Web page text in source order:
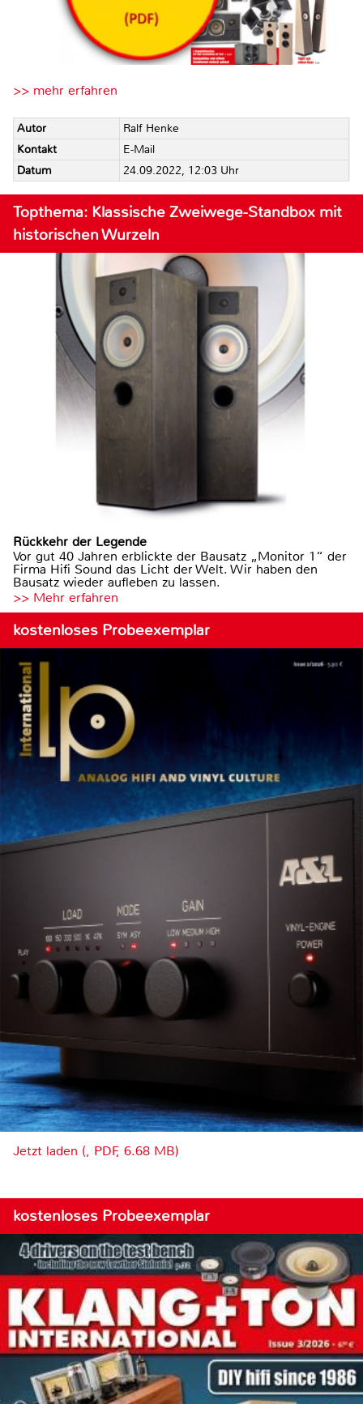
>> mehr erfahren
Autor
Ralf Henke
Kontakt
E-Mail
Datum
24.09.2022, 12:03 Uhr
Topthema: Klassische Zweiwege-Standbox mit
historischen Wurzeln
Rückkehr der Legende
Vor gut 40 Jahren erblickte der Bausatz „Monitor 1“ der
Firma Hifi Sound das Licht der Welt. Wir haben den
Bausatz wieder aufleben zu lassen.
>> Mehr erfahren
kostenloses Probeexemplar
Jetzt laden (, PDF, 6.68 MB)
kostenloses Probeexemplar